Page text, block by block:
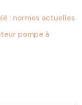
: normes actuelles
pompe à